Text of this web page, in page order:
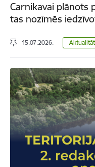
Carnikavai plānots
tas nozīmēs
15.07.2026.